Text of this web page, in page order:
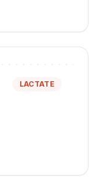
LACTATE